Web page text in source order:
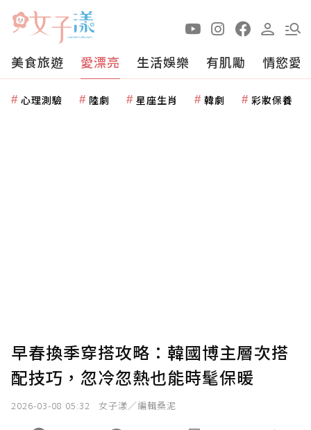
美食旅遊 愛漂亮 生活娛樂 有肌勵 情慾愛
心理測驗 陸劇 星座生肖 韓劇 彩妝保養
早春換季穿搭攻略：韓國博主層次搭
配技巧，忽冷忽熱也能時髦保暖
2026-03-08 05:32 女子漾／編輯桑泥